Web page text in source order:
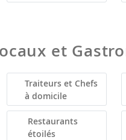
et
Traiteurs et Chefs
à domicile
Restaurants
étoilés